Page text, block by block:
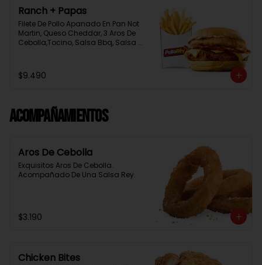
Ranch + Papas
Filete De Pollo Apanado En Pan Not
Martin, Queso Cheddar, 3 Aros De
Cebolla,Tocino, Salsa Bbq, Salsa
$9.490
Acompañamientos
Aros De Cebolla
Exquisitos Aros De Cebolla.
Acompañado De Una Salsa Rey.
$3.190
Chicken Bites